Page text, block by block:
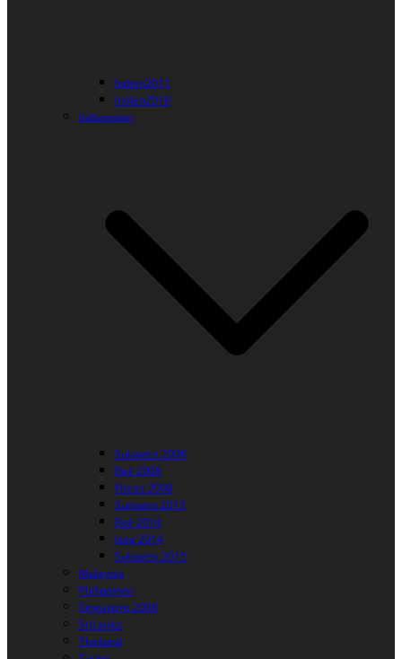
Indien2011
Indien2018
Indonesien
Sulawesi 2008
Bali 2008
Flores 2008
Sumatra 2013
Bali 2014
Java 2014
Sulawesi 2015
Malaysia
Philippinen
Singapore 2008
SriLanka
Thailand